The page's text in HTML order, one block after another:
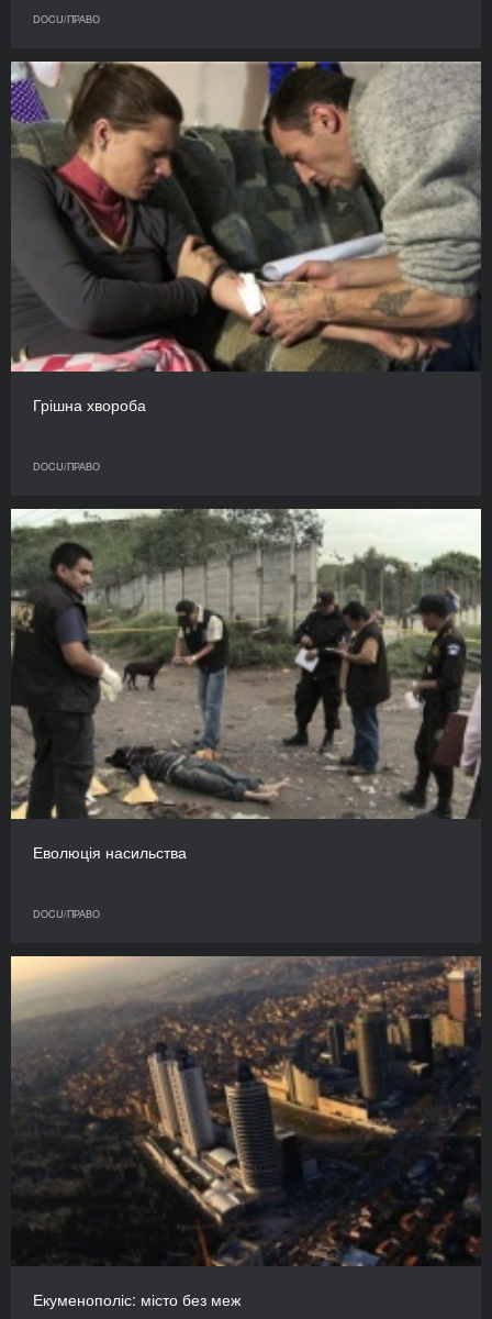
DOCU/ПРАВО
Грішна хвороба
DOCU/ПРАВО
Еволюція насильства
DOCU/ПРАВО
Екуменополіс: місто без меж